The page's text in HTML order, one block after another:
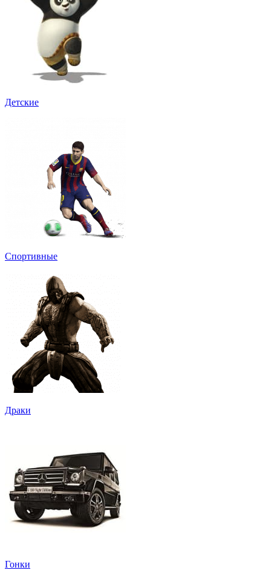
Детские
Спортивные
Драки
Гонки